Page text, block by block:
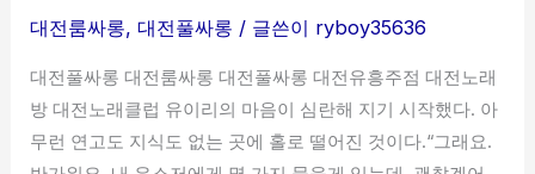
대전룸싸롱,대전풀싸롱 / 글쓴이 ryboy35636
대전풀싸롱 대전룸싸롱 대전풀싸롱 대전유흥주점 대전노래
방 대전노래클럽 유이리의 마음이 심란해 지기 시작했다. 아
무런 연고도 지식도 없는 곳에 홀로 떨어진 것이다.“그래요.